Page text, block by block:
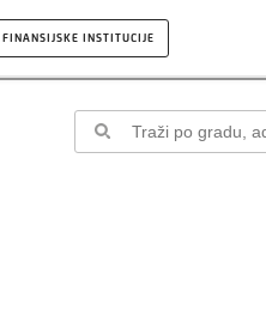
FINANSIJSKE INSTITUCIJE